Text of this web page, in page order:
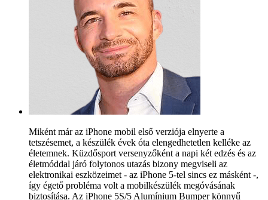
Miként már az iPhone mobil első verziója elnyerte a
tetszésemet, a készülék évek óta elengedhetetlen kelléke az
életemnek. Küzdősport versenyzőként a napi két edzés és az
életmóddal járó folytonos utazás bizony megviseli az
elektronikai eszközeimet - az iPhone 5-tel sincs ez másként -,
így égető probléma volt a mobilkészülék megóvásának
biztosítása. Az iPhone 5S/5 Alumínium Bumper könnyű